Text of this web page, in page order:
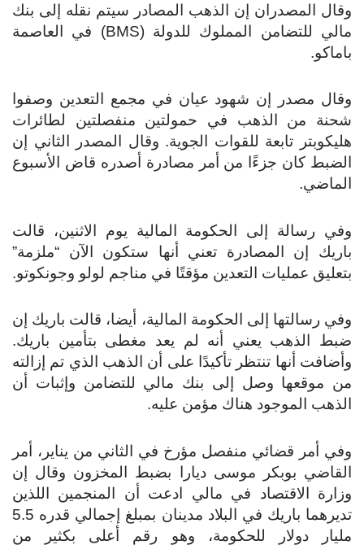
وقال المصدران إن الذهب المصادر سيتم نقله إلى بنك
مالي للتضامن المملوك للدولة (BMS) في العاصمة
باماكو.
وقال مصدر إن شهود عيان في مجمع التعدين وصفوا
شحنة من الذهب في حمولتين منفصلتين لطائرات
هليكوبتر تابعة للقوات الجوية. وقال المصدر الثاني إن
الضبط كان جزءًا من أمر مصادرة أصدره قاض الأسبوع
الماضي.
وفي رسالة إلى الحكومة المالية يوم الاثنين، قالت
باريك إن المصادرة تعني أنها ستكون الآن “ملزمة”
بتعليق عمليات التعدين مؤقتًا في مناجم لولو وجونكوتو.
وفي رسالتها إلى الحكومة المالية، أيضا، قالت باريك إن
ضبط الذهب يعني أنه لم يعد مغطى بتأمين باريك.
وأضافت أنها تنتظر تأكيدًا على أن الذهب الذي تم إزالته
من موقعها وصل إلى بنك مالي للتضامن وإثبات أن
الذهب الموجود هناك مؤمن عليه.
وفي أمر قضائي منفصل مؤرخ في الثاني من يناير، أمر
القاضي بوبكر موسى ديارا بضبط المخزون وقال إن
وزارة الاقتصاد في مالي ادعت أن المنجمين اللذين
تديرهما باريك في البلاد مدينان بمبلغ إجمالي قدره 5.5
مليار دولار للحكومة، وهو رقم أعلى بكثير من